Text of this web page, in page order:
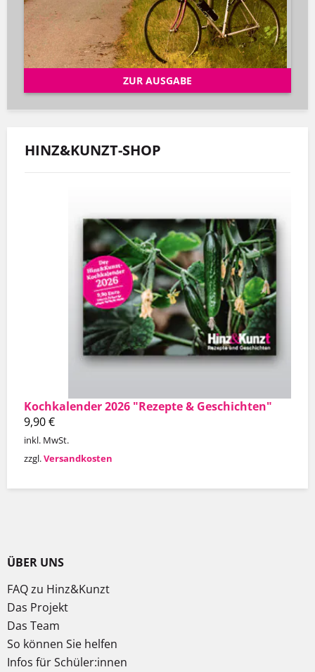
ZUR AUSGABE
HINZ&KUNZT-SHOP
Kochkalender 2026 "Rezepte & Geschichten"
9,90€
inkl. MwSt.
zzgl.Versandkosten
ÜBER UNS
FAQ zu Hinz&Kunzt
Das Projekt
Das Team
So können Sie helfen
Infos für Schüler:innen